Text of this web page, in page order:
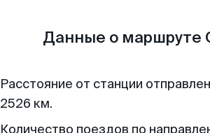
Данные о маршруте
Расстояние от станции
2526 км.
Количество поездов по